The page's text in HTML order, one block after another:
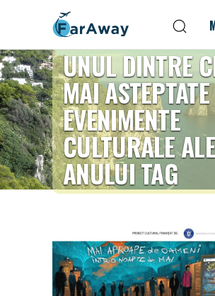
UNUL DINTRE
MAI ASTEPTATE
EVENIMENTE
CULTURALE ALE
ANULUI TAG